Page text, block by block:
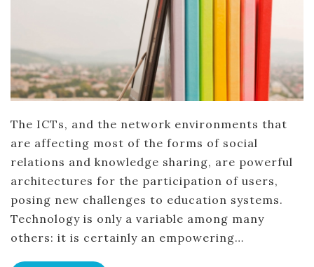
The ICTs, and the network environments that
are affecting most of the forms of social
relations and knowledge sharing, are powerful
architectures for the participation of users,
posing new challenges to education systems.
Technology is only a variable among many
others: it is certainly an empowering…